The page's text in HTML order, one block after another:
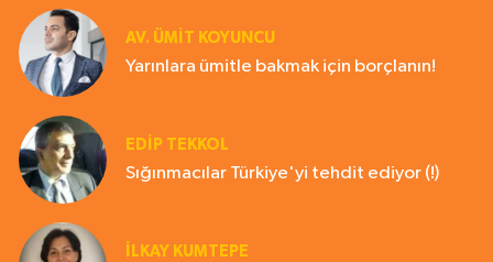
AV. ÜMIT KOYUNCU
Yarınlara ümitle bakmak için borçlanın!
EDIP TEKKOL
Sığınmacılar Türkiye'yi tehdit ediyor (!)
İLKAY KUMTEPE